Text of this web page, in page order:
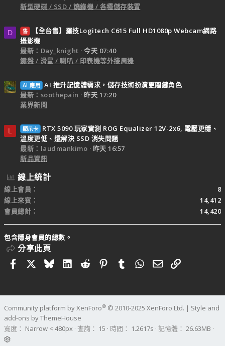
新型硬碟 / SSD / 燒錄機 / 各種儲存裝置
D 售
【全台售】羅技Logitech C615 Full HD1080p Webcam網路
攝影機
最新：Day_knight
今天 07:40
鍵盤 / 滑鼠 / 喇叭 / 印表機等外接周邊
AI 應用 AI 推升記憶體需求，儲存技術扮演更關鍵角色
最新：soothepain
昨天 17:20
業界新聞
L 顯示卡
RTX 5090 玩家實測 ROG Equalizer 12V-2x6, 電壓更穩、
溫度更低、還解決 SSD 消失問題
最新：laudmankimo
昨天 16:57
新品資訊
線上統計
線上會員
8
線上來賓
14,412
會員總計
14,420
包含隱身會員的總數。
分享此頁
FacebookBlueskyLinkedIn
RedditPinterestTumblrWhatsApp
電子郵件
連結
Community platform by XenForo® © 2010-2025 XenForo Ltd. | Style and
add-ons by ThemeHouse
寬度
查詢 15 時間 1.2617s 記憶體 26.63MB